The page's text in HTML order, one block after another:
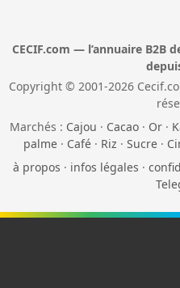
CECIF.com — l’annuaire B2B
Copyright © 2001-2026
Marchés : Cajou · Cacao · Or ·
palme· Café· Riz · Sucre·
à propos · infos légales ·